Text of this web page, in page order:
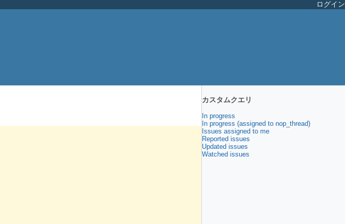
ログイン
カスタムクエリ
In progress
In progress (assigned to nop_thread)
Issues assigned to me
Reported issues
Updated issues
Watched issues